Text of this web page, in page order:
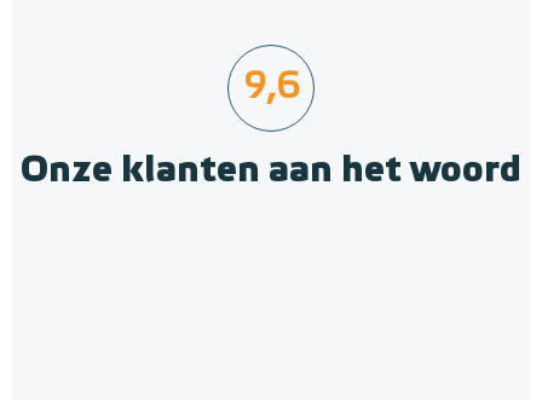
9,6
Onze klanten aan het woord